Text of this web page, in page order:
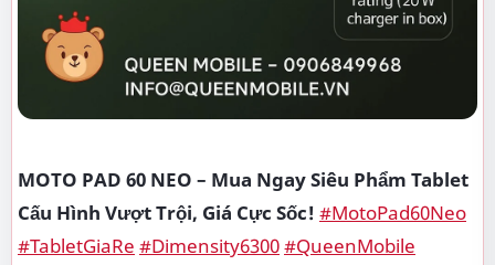
MOTO PAD 60 NEO – Mua Ngay Siêu Phẩm Tablet
Cấu Hình Vượt Trội, Giá Cực Sốc! #MotoPad60Neo
#TabletGiaRe #Dimensity6300#QueenMobile